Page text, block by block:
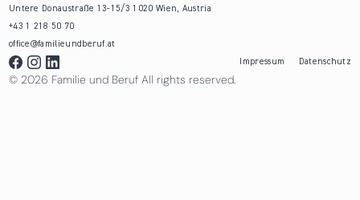
Untere Donaustraße 13-15/3 1020 Wien, Austria
+43 1 218 50 70
office@familieundberuf.at
Impressum
Datenschutz
© 2026 Familie und Beruf All rights reserved.